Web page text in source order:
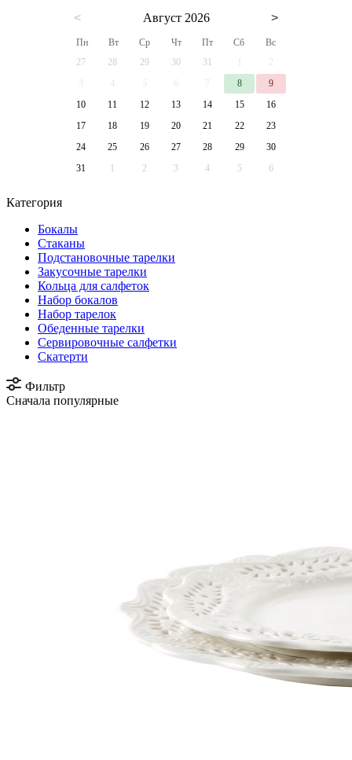
Фильтр
Сначала популярные
< Август 2026 >
Пн Вт Ср Чт Пт Сб
Вс
27
28 29 30 31
2
5 7 8
9
10
11 12 13 14 15
16
17
18 19 20 21 22
23
24
25 26 27 28 29
30
31
1 2 3 4 5 6
Категория
Бокалы
Стаканы
Подстановочные тарелки
Закусочные тарелки
Кольца для салфеток
Набор бокалов
Набор тарелок
Обеденные тарелки
Сервировочные салфетки
Скатерти